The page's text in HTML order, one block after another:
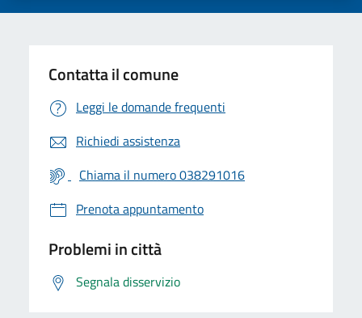
Contatta il comune
Leggi le domande frequenti
Richiedi assistenza
Chiama il numero 038291016
Prenota appuntamento
Problemi in città
Segnala disservizio